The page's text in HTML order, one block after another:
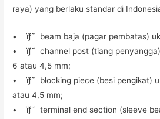
raya) yang berlaku standar di
• ïƒ˜ beam baja (pagar pembatas)
• ïƒ˜ channel post (tiang
6 atau 4,5 mm;
• ïƒ˜ blocking piece (besi pengikat)
atau 4,5 mm;
• ïƒ˜ terminal end section (sleeve